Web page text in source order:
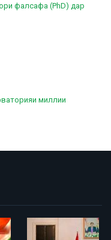
фалсафа (PhD) дар
миллии